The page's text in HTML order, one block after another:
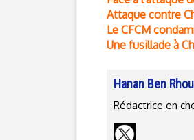
Attaque contre
Le CFCM
Une fusillade à
Hanan Ben
Rédactrice en